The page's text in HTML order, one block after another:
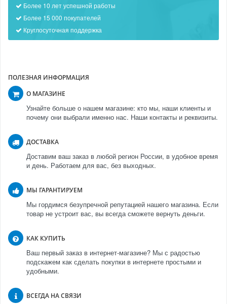
Более 10 лет успешной работы
Более 15 000 покупателей
Круглосуточная поддержка
ПОЛЕЗНАЯ ИНФОРМАЦИЯ
О МАГАЗИНЕ
Узнайте больше о нашем магазине: кто мы, наши клиенты и
почему они выбрали именно нас. Наши контакты и реквизиты.
ДОСТАВКА
Доставим ваш заказ в любой регион России, в удобное время
и день. Работаем для вас, без выходных.
МЫ ГАРАНТИРУЕМ
Мы гордимся безупречной репутацией нашего магазина. Если
товар не устроит вас, вы всегда сможете вернуть деньги.
КАК КУПИТЬ
Ваш первый заказ в интернет-магазине? Мы с радостью
подскажем как сделать покупки в интернете простыми и
удобными.
ВСЕГДА НА СВЯЗИ